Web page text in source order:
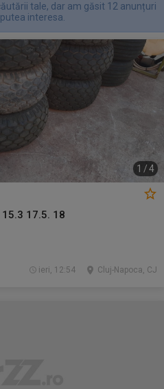
tale, dar am găsit 12 anunțuri
interesa.
1 /4
17.5. 18
Cluj-Napoca, CJ
ieri, 12:54